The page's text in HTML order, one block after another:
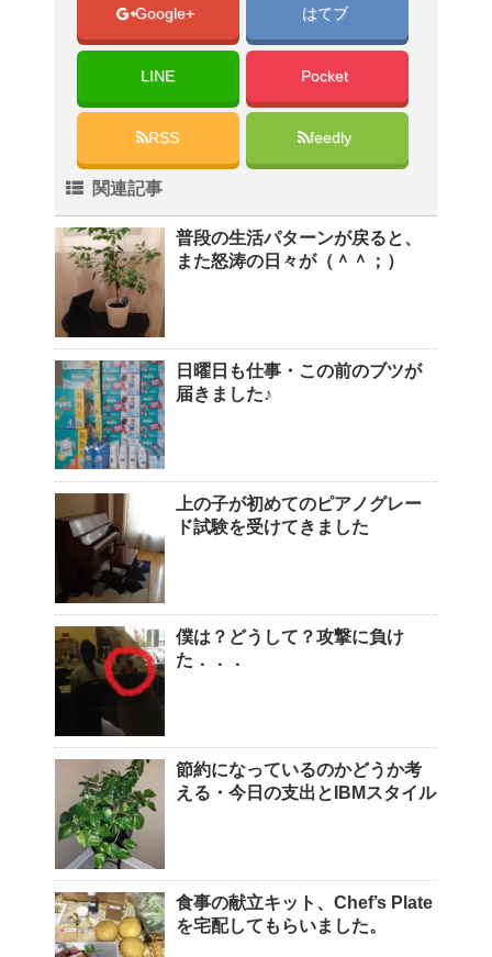
Google+ はてブ
LINE Pocket
RSS feedly
関連記事
普段の生活パターンが戻ると、
また怒涛の日々が（＾＾；）
日曜日も仕事・この前のブツが
届きました♪
上の子が初めてのピアノグレー
ド試験を受けてきました
僕は？どうして？攻撃に負け
た．．．
節約になっているのかどうか考
える・今日の支出とIBMスタイル
食事の献立キット、Chef’s Plate
を宅配してもらいました。